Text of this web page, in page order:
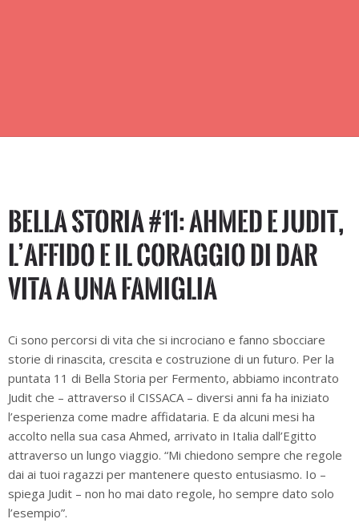
Bella Storia #11: Ahmed e Judit,
l’affido e il coraggio di dar
vita a una famiglia
Ci sono percorsi di vita che si incrociano e fanno sbocciare
storie di rinascita, crescita e costruzione di un futuro. Per la
puntata 11 di Bella Storia per Fermento, abbiamo incontrato
Judit che – attraverso il CISSACA – diversi anni fa ha iniziato
l’esperienza come madre affidataria. E da alcuni mesi ha
accolto nella sua casa Ahmed, arrivato in Italia dall’Egitto
attraverso un lungo viaggio. “Mi chiedono sempre che regole
dai ai tuoi ragazzi per mantenere questo entusiasmo. Io –
spiega Judit – non ho mai dato regole, ho sempre dato solo
l’esempio”.